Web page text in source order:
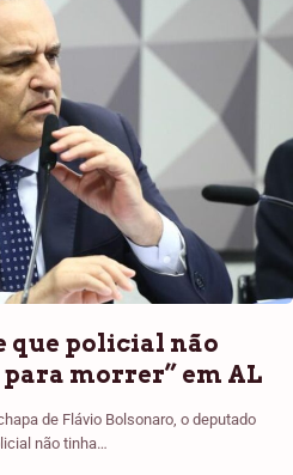
que policial não
morrer” em AL
de Flávio Bolsonaro, o deputado
não tinha…